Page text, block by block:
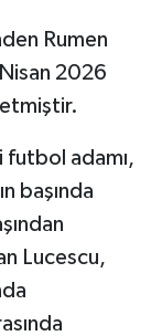
Rumen
2026
futbol adamı,
başında
Lucescu,